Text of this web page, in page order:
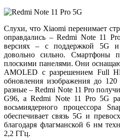
Слухи, что Xiaomi перенимает
оправдались – Redmi Note 11
версиях – с поддержкой 5G
довольно сильно. Смартфоны
плоскими панелями. Они
AMOLED с разрешением Full
обновления изображения до
разные – Redmi Note 11 Pro
G96, а Redmi Note 11 Pro 5G
восьмиядерного процессора
обеспечивает связь 5G и
благодаря флагманской 6 нм
2,2 ГГц.